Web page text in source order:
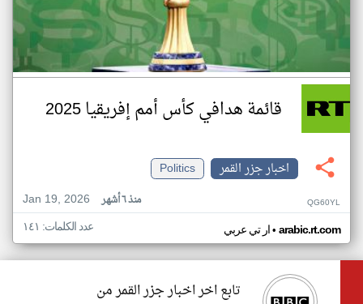
قائمة هدافي كأس أمم إفريقيا 2025
اخبار جزر القمر
Politics
Jan 19, 2026
منذ ٦ أشهر QG60YL
ار تي عربي• arabic.rt.com عدد الكلمات: ١٤١
تابع اخر اخبار جزر القمر من